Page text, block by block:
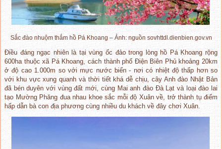
Sắc đào nhuộm thắm hồ Pá Khoang – Ảnh: nguồn sovhttdl.dienbien.gov.vn
Điều đáng ngạc nhiên là tại vùng ốc đảo trong lòng hồ Pá Khoang rộng
600ha thuộc xã Pá Khoang, cách thành phố Điện Biên Phủ khoảng 20km
ở độ cao 1.000m so với mực nước biển - nơi có nhiệt độ thấp hơn so
với khu vực xung quanh và thời tiết khá dễ chịu, cây Anh đào Nhật Bản
đã bén duyên với vùng đất mới, cùng Mai anh đào Đà Lạt và loại đào lai
tạo Mường Phăng đua nhau khoe sắc mỗi độ Xuân về, trở thành tụ điểm
hấp dẫn bà con địa phương cùng nhiều du khách về đây chơi Xuân.